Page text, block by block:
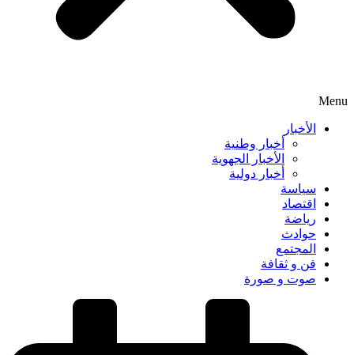
Menu
الأخبار
أخبار وطنية
الأخبار الجهوية
أخبار دولية
سياسة
اقتصاد
رياضة
حوادث
المجتمع
فن و ثقافة
صوت و صورة